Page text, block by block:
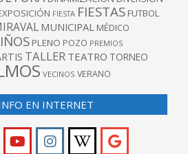
FIESTA FIESTAS FUTBOL
MUNICIPAL MÉDICO
PLENO POZO PREMIOS
TALLER TEATRO TORNEO
VECINOS VERANO
EN INTERNET